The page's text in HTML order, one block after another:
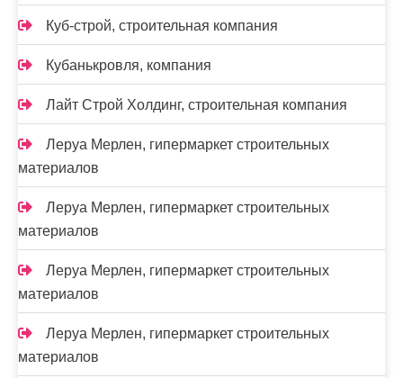
Куб-строй, строительная компания
Кубанькровля, компания
Лайт Строй Холдинг, строительная компания
Леруа Мерлен, гипермаркет строительных
материалов
Леруа Мерлен, гипермаркет строительных
материалов
Леруа Мерлен, гипермаркет строительных
материалов
Леруа Мерлен, гипермаркет строительных
материалов